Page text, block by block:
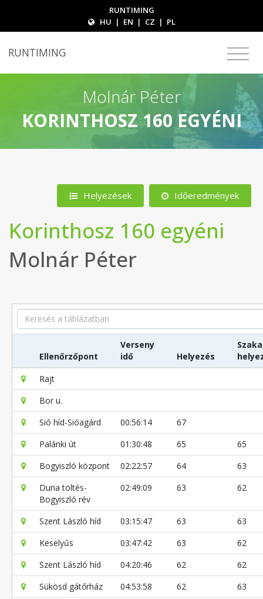
RUNTIMING
HU | EN | CZ | PL
RUNTIMING
Molnár Péter
KORINTHOSZ 160 EGYÉNI
Helyezések Időeredmények
Korinthosz 160 egyéni
Molnár Péter
Search
Ellenőrzőpont
Verseny
idő
Helyezés
Rajt
Bor u.
Sió híd-Sióagárd
00:56:14
67
Palánki út
01:30:48 65
65
Bogyiszló központ
02:22:57 64
63
Duna töltés-
Bogyiszló rév
02:49:09 63 62
Szent László híd 03:15:47 63
63
Keselyűs
03:47:42 63
62
Szent László híd
04:20:46 62
62
Sükösd gátőrház
04:53:58 62
63